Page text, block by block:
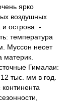
ярко
воздушных
и острова -
температура
Муссон несет
материк.
Гималаи:
тыс. мм в год.